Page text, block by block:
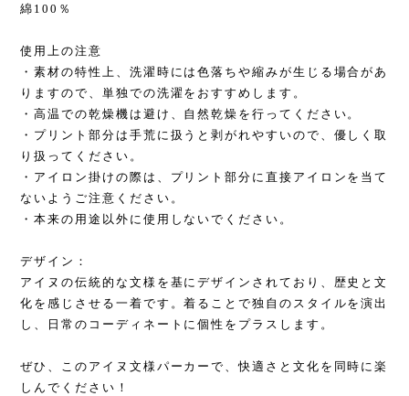
綿100％
使用上の注意
・素材の特性上、洗濯時には色落ちや縮みが生じる場合があ
りますので、単独での洗濯をおすすめします。
・高温での乾燥機は避け、自然乾燥を行ってください。
・プリント部分は手荒に扱うと剥がれやすいので、優しく取
り扱ってください。
・アイロン掛けの際は、プリント部分に直接アイロンを当て
ないようご注意ください。
・本来の用途以外に使用しないでください。
デザイン：
アイヌの伝統的な文様を基にデザインされており、歴史と文
化を感じさせる一着です。着ることで独自のスタイルを演出
し、日常のコーディネートに個性をプラスします。
ぜひ、このアイヌ文様パーカーで、快適さと文化を同時に楽
しんでください！